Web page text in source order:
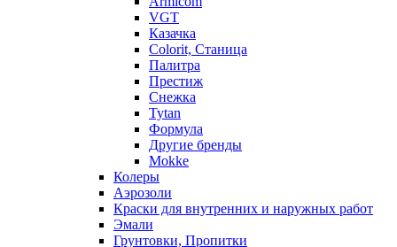
VGT
Казачка
Colorit, Станица
Палитра
Престиж
Снежка
Tytan
Формула
Другие бренды
Mokke
Колеры
Аэрозоли
Краски для внутренних и наружных работ
Эмали
Грунтовки, Пропитки